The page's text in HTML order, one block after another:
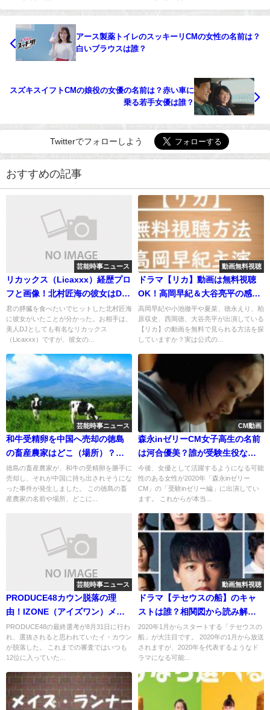
アース製薬トイレのスッキーリCMの女性の名前は？
白いブラウスは誰？
スズキスイフトCMの娘役の女優の名前は？赤い車に
乗る若手女優は誰？
Twitterでフォローしよう
おすすめの記事
芸能時事ニュース
リカックス（Licaxxx）経歴プロ
フと画像！北村匠海の彼女はDJ
だった
君の膵臓を食べたいでヒットした北村匠海
に彼女がいたことが分かった。お相手は、
美人DJとしても有名なリカックス
（Licaxxx）ですが、彼女の...
動画無料視聴
ドラマ【リカ】動画は無料視聴
OK！高岡早紀＆大谷亮平の感想
あらすじ
高岡早紀や小池徹平や夏菜、徳永えり、柏
原収史、西岡徳、大谷亮平が出演している
【リカ】の動画を無料で見られる方法を探
していますか？実は公式の...
芸能時事ニュース
和牛受精卵を中国へ売却の徳島
の畜産農家はどこ（場所）？名
前は？
徳島の畜産農家が、和牛の受精卵を勝手に
売却し、それが中国に持ち出されそうにな
った事件が発生しました。 この徳島の畜
産農家の名前や場所、どこに...
CM動画
森永inゼリーCM女子高生の名前
は河合優美？誰が受験生役な
の？プロフィールも紹介！
今後、女優として活躍するようになる可能
性のある女性が2020年「森永inゼリー
CM」の「受験inゼリー編」に出演してい
ます。 これからが本当...
芸能時事ニュース
PRODUCE48カウン脱落の理
由！IZONE（アイズワン）メン
バーに入れず！笑顔で祝福した
姿に賛辞が集まる！
PRODUCE48の最終選考が8月31日に行わ
れ、選抜されると思われていたイ・カウン
が脱落した。 これまでの審査ではいつも
12位に入っていた...
動画無料視聴
ドラマ【テセウスの船】のキャ
ストは誰？相関図から読み解く
事件の鍵！竹内涼真・榮倉奈々
主演
2020年1月からスタートする「テセウスの
船」が大注目です。 2020年の1月から放送
されますが、2020年を代表するようなド
ラマになる可能...